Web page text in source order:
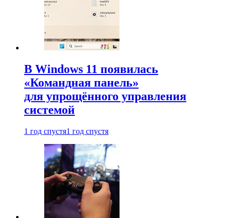
В Windows 11 появилась
«Командная панель»
для упрощённого управления
системой
1 год спустя1 год спустя